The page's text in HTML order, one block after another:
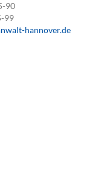
90
99
hannover.de